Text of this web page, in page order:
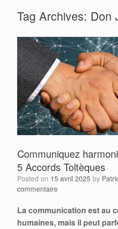
Tag Archives: Don
Communiquez
5 Accords Toltèques
Posted on 15 avril 2025 by
commentaire
La communication est au
humaines, mais il peut